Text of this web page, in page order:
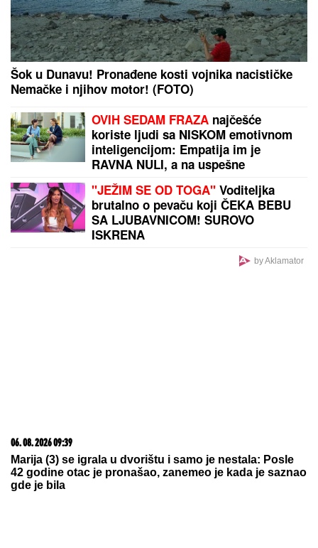
Šok u Dunavu! Pronađene kosti vojnika nacističke
Nemačke i njihov motor! (FOTO)
OVIH SEDAM FRAZA najčešće
koriste ljudi sa NISKOM emotivnom
inteligencijom: Empatija im je
RAVNA NULI, a na uspešne
međuljudske odnose mogu da
zaborave
"JEŽIM SE OD TOGA" Voditeljka
brutalno o pevaču koji ČEKA BEBU
SA LJUBAVNICOM! SUROVO
ISKRENA
by Aklamator
06. 08. 2026 09:39
Marija (3) se igrala u dvorištu i samo je nestala: Posle
42 godine otac je pronašao, zanemeo je kada je saznao
gde je bila